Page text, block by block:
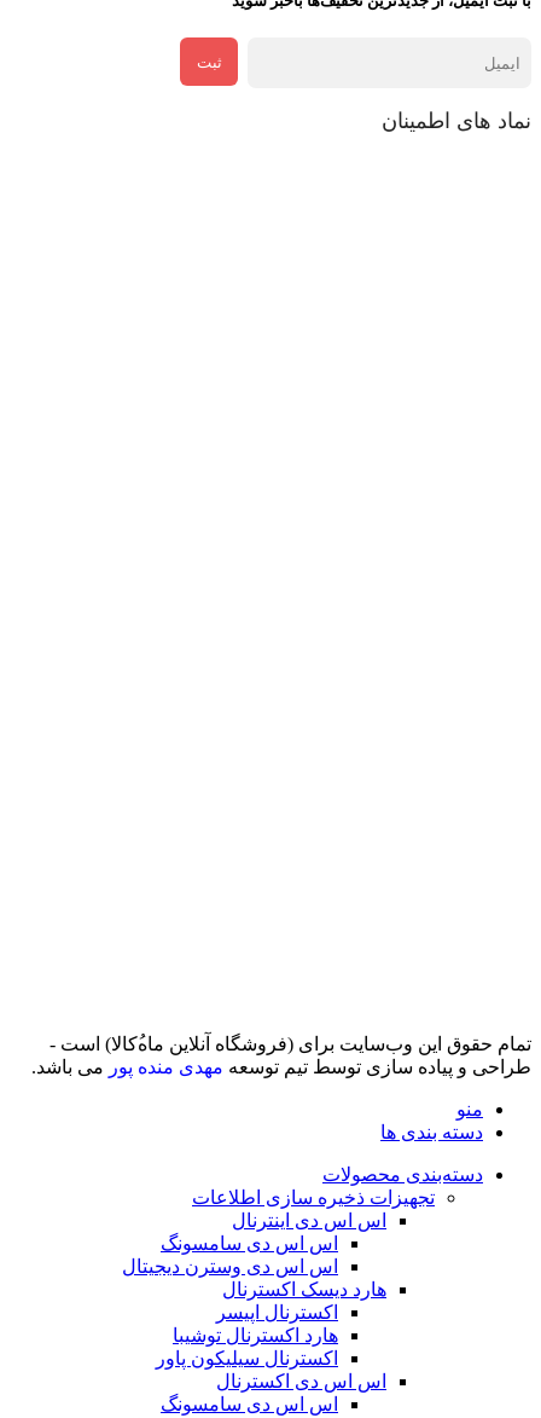
ثبت
نماد های اطمینان
تمام حقوق اين وب‌سايت برای (فروشگاه آنلاین ماه‌‌‌‌‌‌ُکالا) است -
طراحی و پیاده سازی توسط تیم توسعه مهدی منده پور می باشد.
منو
دسته بندی ها
دسته‌بندی محصولات
تجهیزات ذخیره سازی اطلاعات
اس اس دی اینترنال
اس اس دی سامسونگ
اس اس دی وسترن دیجیتال
هارد دیسک اکسترنال
اکسترنال اپیسر
هارد اکسترنال توشیبا
اکسترنال سیلیکون پاور
اس اس دی اکسترنال
اس اس دی سامسونگ